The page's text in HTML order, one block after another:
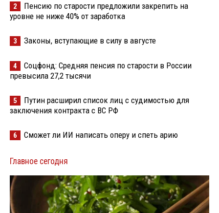
2
Пенсию по старости предложили закрепить на
уровне не ниже 40% от заработка
3 Законы, вступающие в силу в августе
4
Соцфонд: Средняя пенсия по старости в России
превысила 27,2 тысячи
5
Путин расширил список лиц с судимостью для
заключения контракта с ВС РФ
6 Сможет ли ИИ написать оперу и спеть арию
Главное сегодня